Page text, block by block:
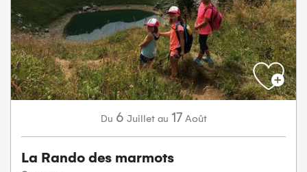
Du 6 Juillet au 17 Août
La Rando des marmots